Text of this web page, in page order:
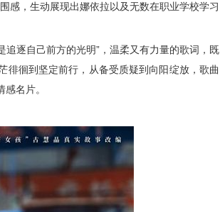
感，生动展现出娜依拉以及无数在职业学校学习
追逐自己前方的光明”，温柔又有力量的歌词，既
徘徊到坚定前行，从备受质疑到向阳绽放，歌曲
名片。